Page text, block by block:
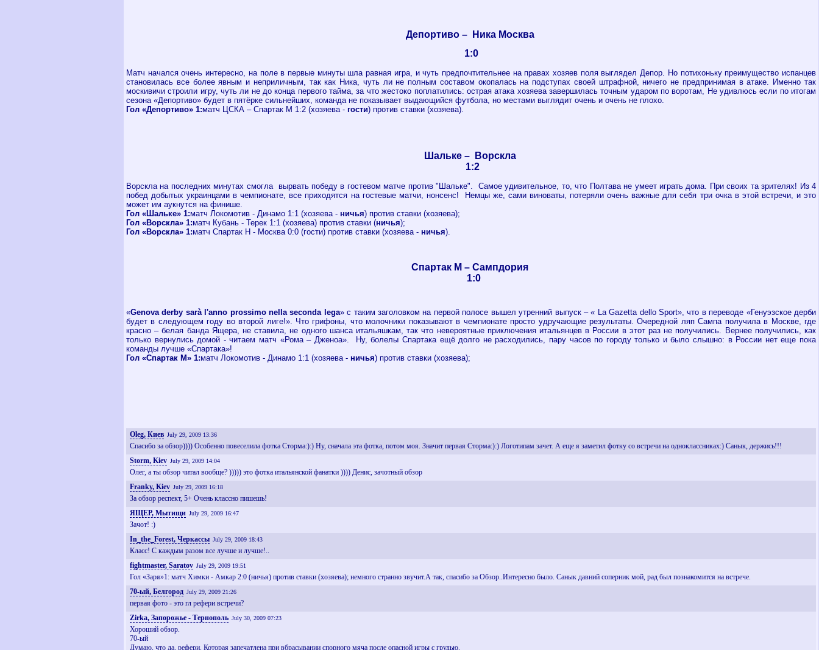
Депортиво – Ника Москва
1:0
Матч начался очень интересно, на поле в первые минуты шла равная игра, и чуть предпочтительнее на правах хозяев поля выглядел Депор. Но потихоньку преимущество испанцев
становилась все более явным и неприличным, так как Ника, чуть ли не полным составом окопалась на подступах своей штрафной, ничего не предпринимая в атаке. Именно так
москивичи строили игру, чуть ли не до конца первого тайма, за что жестоко поплатились: острая атака хозяева завершилась точным ударом по воротам, Не удивлюсь если по итогам
сезона «Депортиво» будет в пятёрке сильнейших, команда не показывает выдающийся футбола, но местами выглядит очень и очень не плохо.
Гол «Депортиво» 1:матч ЦСКА – Спартак М 1:2 (хозяева - гости) против ставки (хозяева).
Шальке – Ворскла
1:2
Ворскла на последних минутах смогла вырвать победу в гостевом матче против "Шальке". Самое удивительное, то, что Полтава не умеет играть дома. При своих та зрителях! Из 4
побед добытых украинцами в чемпионате, все приходятся на гостевые матчи, нонсенс! Немцы же, сами виноваты, потеряли очень важные для себя три очка в этой встречи, и это
может им аукнутся на финише.
Гол «Шальке» 1:матч Локомотив - Динамо 1:1 (хозяева - ничья) против ставки (хозяева);
Гол «Ворскла» 1:матч Кубань - Терек 1:1 (хозяева) против ставки (ничья);
Гол «Ворскла» 1:матч Спартак Н - Москва 0:0 (гости) против ставки (хозяева - ничья).
Спартак М – Сампдория
1:0
«Genova derby sarà l'anno prossimo nella seconda lega» с таким заголовком на первой полосе вышел утренний выпуск – « La Gazetta dello Sport», что в переводе «Генуэзское дерби
будет в следующем году во второй лиге!». Что грифоны, что молочники показывают в чемпионате просто удручающие результаты. Очередной ляп Сампа получила в Москве, где
красно – белая банда Ящера, не ставила, не одного шанса итальяшкам, так что невероятные приключения итальянцев в России в этот раз не получились. Вернее получились, как
только вернулись домой - читаем матч «Рома – Дженоа». Ну, болелы Спартака ещё долго не расходились, пару часов по городу только и было слышно: в России нет еще пока
команды лучше «Спартака»!
Гол «Спартак М» 1:матч Локомотив - Динамо 1:1 (хозяева - ничья) против ставки (хозяева);
Oleg, Киев July 29, 2009 13:36
Спасибо за обзор)))) Особенно повеселила фотка Сторма:):) Ну, сначала эта фотка, потом моя. Значит первая Сторма:):) Логотипам зачет. А еще я заметил фотку со встречи на одноклассниках:) Санык, держись!!!
Storm, Kiev July 29, 2009 14:04
Олег, а ты обзор читал вообще? ))))) это фотка итальянской фанатки )))) Денис, зачотный обзор
Franky, Kiev July 29, 2009 16:18
За обзор респект, 5+ Очень классно пишешь!
ЯЩЕР, Мытищи July 29, 2009 16:47
Зачот! :)
In_the_Forest, Черкассы July 29, 2009 18:43
Класс! С каждым разом все лучше и лучше!..
fightmaster, Saratov July 29, 2009 19:51
Гол «Заря»1: матч Химки - Амкар 2:0 (ничья) против ставки (хозяева); немного странно звучит.А так, спасибо за Обзор..Интересно было. Санык давний соперник мой, рад был познакомится на встрече.
70-ый, Белгород July 29, 2009 21:26
первая фото - это гл рефери встречи?
Zirka, Запорожье - Тернополь July 30, 2009 07:23
Хороший обзор.
70-ый
Думаю, что да, рефери. Которая запечатлена при вбрасывании спорного мяча после опасной игры с грудью.